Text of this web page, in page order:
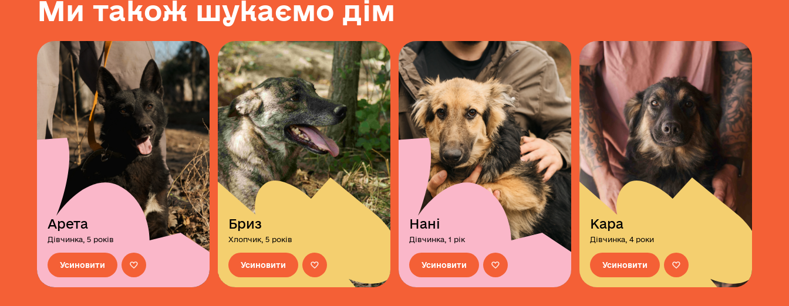
Ми також шукаємо дім
Арета
Дівчинка, 5 років
Усиновити
Бриз
Хлопчик, 5 років
Усиновити
Нані
Дівчинка, 1 рік
Усиновити
Кара
Дівчинка, 4 роки
Усиновити